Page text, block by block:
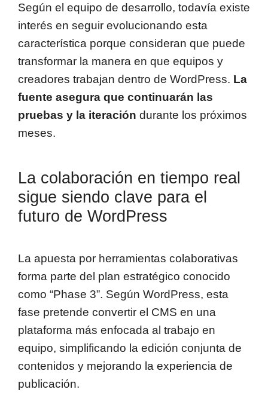
Según el equipo de desarrollo, todavía existe
interés en seguir evolucionando esta
característica porque consideran que puede
transformar la manera en que equipos y
creadores trabajan dentro de WordPress. La
fuente asegura que continuarán las
pruebas y la iteración durante los próximos
meses.
La colaboración en tiempo real
sigue siendo clave para el
futuro de WordPress
La apuesta por herramientas colaborativas
forma parte del plan estratégico conocido
como “Phase 3”. Según WordPress, esta
fase pretende convertir el CMS en una
plataforma más enfocada al trabajo en
equipo, simplificando la edición conjunta de
contenidos y mejorando la experiencia de
publicación.